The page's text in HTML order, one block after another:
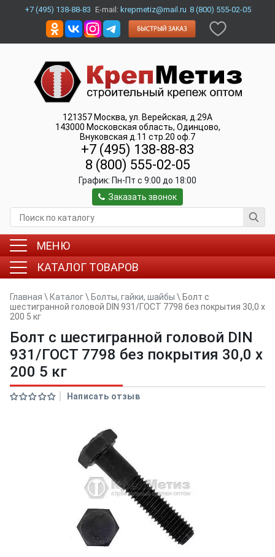
+7 (495) 138-88-83 E-mail: krepmetiz@mail.ru 8 (800) 555-02-05
121357 Москва, ул. Верейская, д.29А
143000 Московская область, Одинцово,
Внуковская д.11 стр.20 оф.7
+7 (495) 138-88-83
8 (800) 555-02-05
График: Пн-Пт c 9:00 до 18:00
Заказать звонок
МЕНЮ
КАТАЛОГ ТОВАРОВ
Главная \ Каталог\ Болты, гайки, шайбы \ Болт с
шестигранной головой DIN 931/ГОСТ 7798 без покрытия 30,0 x
200 5 кг
Болт с шестигранной головой DIN
931/ГОСТ 7798 без покрытия 30,0 x
200 5 кг
Написать отзыв